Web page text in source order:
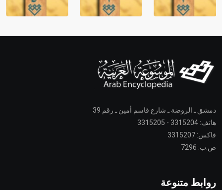
دمشق ـ الروضة ـ شارع قاسم أمين ـ رقم 39
هاتف: 3315204 - 3315205
فاكس: 3315207
ص.ب: 7296
روابط متنوعة